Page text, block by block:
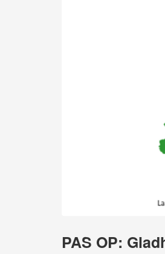
PAS OP: